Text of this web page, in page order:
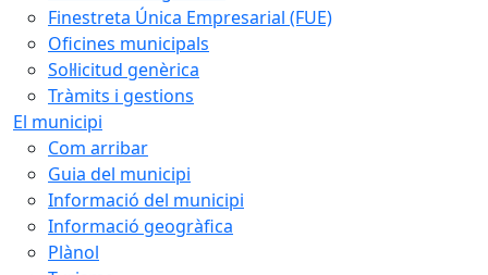
Finestreta Única Empresarial (FUE)
Oficines municipals
Sol·licitud genèrica
Tràmits i gestions
El municipi
Com arribar
Guia del municipi
Informació del municipi
Informació geogràfica
Plànol